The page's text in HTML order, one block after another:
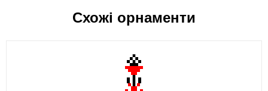
Схожі орнаменти